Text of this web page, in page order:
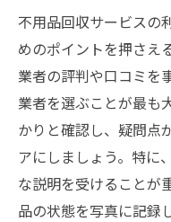
不用品回収サービスの
めのポイントを押さえ
業者の評判や口コミを
業者を選ぶことが最も
かりと確認し、疑問点
アにしましょう。特に
な説明を受けることが
品の状態を写真に記録